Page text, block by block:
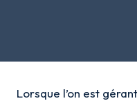
Lorsque l’on est